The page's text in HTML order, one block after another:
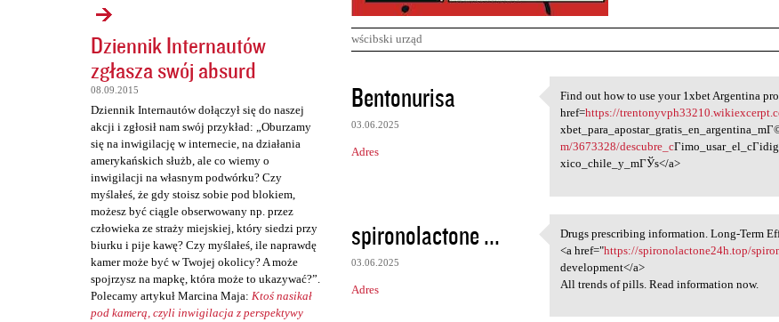
Dziennik Internautów
zgłasza swój absurd
08.09.2015
Dziennik Internautów dołączył się do naszej
akcji i zgłosił nam swój przykład: „Oburzamy
się na inwigilację w internecie, na działania
amerykańskich służb, ale co wiemy o
inwigilacji na własnym podwórku? Czy
myślałeś, że gdy stoisz sobie pod blokiem,
możesz być ciągle obserwowany np. przez
człowieka ze straży miejskiej, który siedzi przy
biurku i pije kawę? Czy myślałeś, ile naprawdę
kamer może być w Twojej okolicy? A może
spojrzysz na mapkę, która może to ukazywać?”.
Polecamy artykuł Marcina Maja: Ktoś nasikał
pod kamerą, czyli inwigilacja z perspektywy
wścibski urząd
K
o
m
e
a
r
z
Bentonurisa
03.06.2025
Adres
Find out how to use your
Find out how to use your 1xbet Argentina
href=https://
m/3673328/descubre_c
xico_chile_y_mГЎs</a>
spironolactone ...
03.06.2025
Adres
Drugs prescribing information
Drugs prescribing information. Long-Term
<a href="https://spironolactone24h.top/
development</a>
All trends of pills. Read information now.